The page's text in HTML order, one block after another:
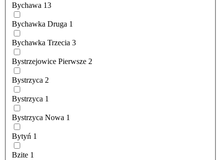
Bychawa 13
Bychawka Druga 1
Bychawka Trzecia 3
Bystrzejowice Pierwsze 2
Bystrzyca 2
Bystrzyca 1
Bystrzyca Nowa 1
Bytyń 1
Bzite 1